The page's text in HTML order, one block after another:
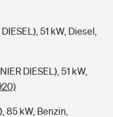
51 kW, Diesel,
DIESEL), 51 kW,
85 kW, Benzin,